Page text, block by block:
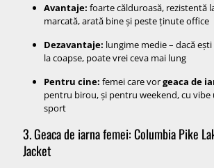
Avantaje: foarte călduroasă, rezistentă
marcată, arată bine și peste ținute office
Dezavantaje: lungime medie – dacă
la coapse, poate vrei ceva mai lung
Pentru cine: femei care vorgeaca de
pentru birou, și pentru weekend, cu
sport
3. Geaca de iarna femei: Columbia Pike
Jacket